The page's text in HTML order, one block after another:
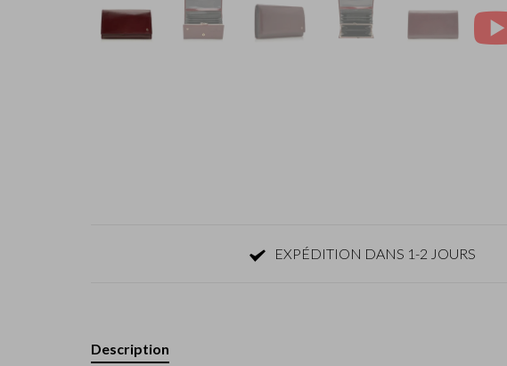
EXPÉDITION DANS 1-2 JOURS
Description